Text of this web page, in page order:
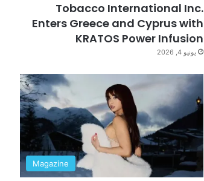
Tobacco International Inc.
Enters Greece and Cyprus with
KRATOS Power Infusion
يونيو 4, 2026
Magazine